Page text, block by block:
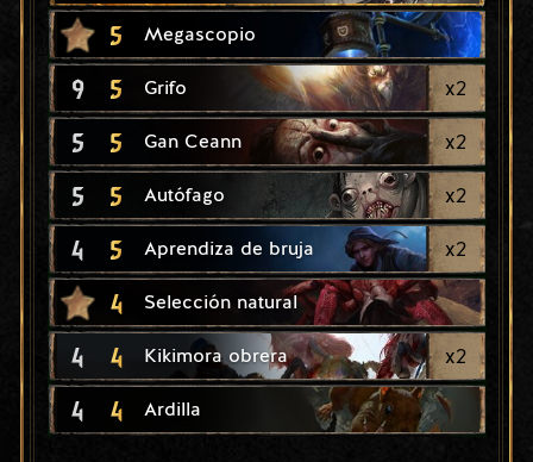
5 Megascopio
9 5 Grifo x2
5 5 Gan Ceann x2
5 5 Autófago x2
4 5 Aprendiza de bruja x2
4 Selección natural
4 4 Kikimora obrera x2
4 4 Ardilla